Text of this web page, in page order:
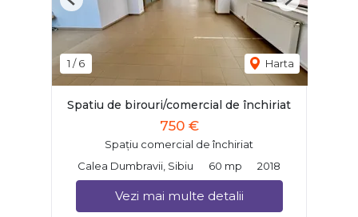
1 /6 Harta
Previous Next
Spatiu de birouri/comercial de închiriat
750 €
Spațiu comercial de închiriat
Calea Dumbravii, Sibiu
60 mp 2018
Vezi mai multe detalii